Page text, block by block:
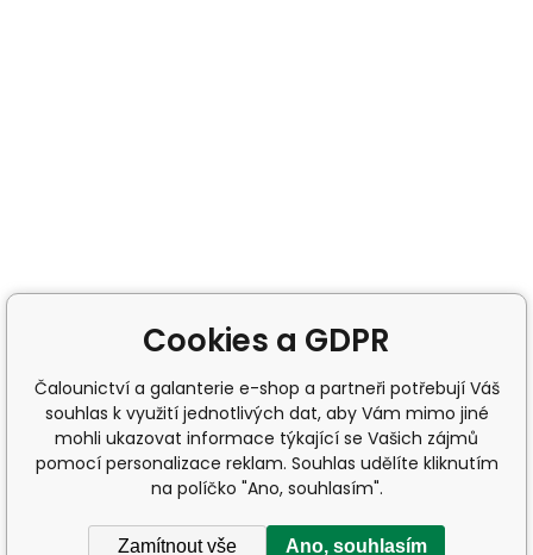
Cookies a GDPR
Čalounictví a galanterie e-shop a partneři potřebují Váš
souhlas k využití jednotlivých dat, aby Vám mimo jiné
mohli ukazovat informace týkající se Vašich zájmů
pomocí personalizace reklam. Souhlas udělíte kliknutím
na políčko "Ano, souhlasím".
Zamítnout vše Ano, souhlasím